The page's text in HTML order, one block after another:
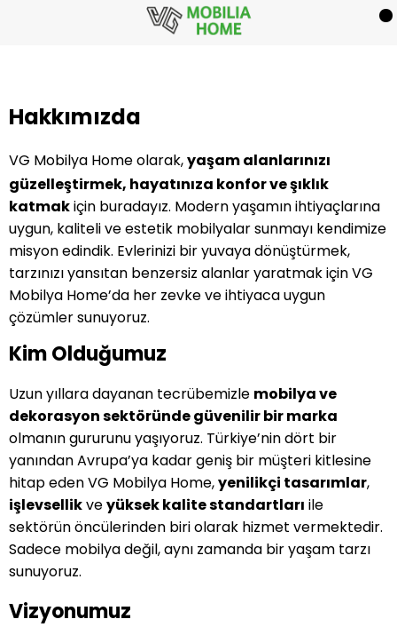
Hakkımızda
VG Mobilya Home olarak,yaşam alanlarınızı
güzelleştirmek, hayatınıza konfor ve şıklık
katmakiçin buradayız. Modern yaşamın ihtiyaçlarına
uygun, kaliteli ve estetik mobilyalar sunmayı kendimize
misyon edindik. Evlerinizi bir yuvaya dönüştürmek,
tarzınızı yansıtan benzersiz alanlar yaratmak için VG
Mobilya Home’da her zevke ve ihtiyaca uygun
çözümler sunuyoruz.
Kim Olduğumuz
Uzun yıllara dayanan tecrübemizle mobilya ve
dekorasyon sektöründe güvenilir bir marka
olmanın gururunu yaşıyoruz. Türkiye’nin dört bir
yanından Avrupa’ya kadar geniş bir müşteri kitlesine
hitap eden VG Mobilya Home,yenilikçi tasarımlar,
işlevsellikveyüksek kalite standartları ile
sektörün öncülerinden biri olarak hizmet vermektedir.
Sadece mobilya değil, aynı zamanda bir yaşam tarzı
sunuyoruz.
Vizyonumuz